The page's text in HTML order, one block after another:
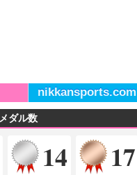
nikkansports.com
ダル数
金メダル 銀メダル
14 17